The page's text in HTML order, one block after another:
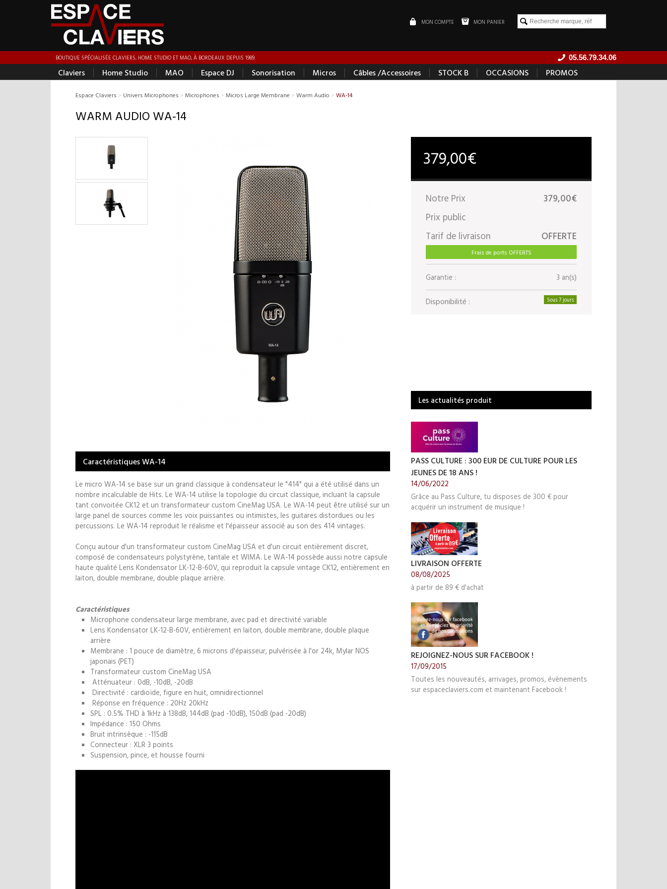
MON PANIER
MON COMPTE
05.56.79.34.06
BOUTIQUE SPÉCIALISÉE CLAVIERS, HOME STUDIO ET MAO, À BORDEAUX DEPUIS 1989.
Claviers | Home Studio | MAO | Espace DJ | Sonorisation | Micros | Câbles /Accessoires | STOCK B | OCCASIONS | PROMOS
Espace Claviers > Univers Microphones > Microphones > Micros Large Membrane > Warm Audio > WA-14
WARM AUDIO WA-14
379,00€
Notre Prix
379,00€
Prix public
Tarif de livraison
OFFERTE
Frais de ports OFFERTS
Garantie : 3 an(s)
Disponibilité : Sous 7 jours
Les actualités produit
PASS CULTURE : 300 EUR DE CULTURE POUR LES
JEUNES DE 18 ANS !
14/06/2022
Grâce au Pass Culture, tu disposes de 300 € pour
acquérir un instrument de musique !
LIVRAISON OFFERTE
08/08/2025
à partir de 89 € d'achat
REJOIGNEZ-NOUS SUR FACEBOOK !
17/09/2015
Toutes les nouveautés, arrivages, promos, évènements
sur espaceclaviers.com et maintenant Facebook !
Caractéristiques WA-14
Le micro WA-14 se base sur un grand classique à condensateur le "414" qui a été utilisé dans un
nombre incalculable de Hits. Le WA-14 utilise la topologie du circuit classique, incluant la capsule
tant convoitée CK12 et un transformateur custom CineMag USA. Le WA-14 peut être utilisé sur un
large panel de sources comme les voix puissantes ou intimistes, les guitares distordues ou les
percussions. Le WA-14 reproduit le réalisme et l'épaisseur associé au son des 414 vintages.
Conçu autour d'un transformateur custom CineMag USA et d'un circuit entièrement discret,
composé de condensateurs polystyrène, tantale et WIMA. Le WA-14 possède aussi notre capsule
haute qualité Lens Kondensator LK-12-B-60V, qui reproduit la capsule vintage CK12, entièrement en
laiton, double membrane, double plaque arrière.
Caractéristiques
Microphone condensateur large membrane, avec pad et directivité variable
Lens Kondensator LK-12-B-60V, entièrement en laiton, double membrane, double plaque
arrière
Membrane : 1 pouce de diamètre, 6 microns d'épaisseur, pulvérisée à l'or 24k, Mylar NOS
japonais (PET)
Transformateur custom CineMag USA
Atténuateur : 0dB, -10dB, -20dB
Directivité : cardioïde, figure en huit, omnidirectionnel
Réponse en fréquence : 20Hz 20kHz
SPL : 0.5% THD à 1kHz à 138dB, 144dB (pad -10dB), 150dB (pad -20dB)
Impédance : 150 Ohms
Bruit intrinsèque : -115dB
Connecteur : XLR 3 points
Suspension, pince, et housse fourni